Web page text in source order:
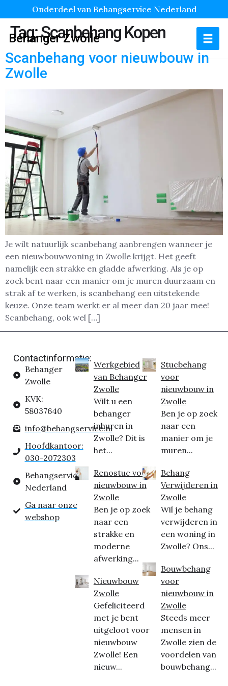
Onderdeel van Behangservice Nederland
Behanger Zwolle
Tag:Scanbehang Kopen
Scanbehang voor nieuwbouw in
Zwolle
Je wilt natuurlijk scanbehang aanbrengen wanneer je
een nieuwbouwwoning in Zwolle krijgt. Het geeft
namelijk een strakke en gladde afwerking. Als je op
zoek bent naar een manier om je muren duurzaam en
strak af te werken, is scanbehang een uitstekende
keuze. Onze team werkt er al meer dan 20 jaar mee!
Scanbehang, ook wel […]
Contactinformatie:
Behanger
Zwolle
KVK:
58037640
info@behangservice.nl
Hoofdkantoor:
030-2072303
Behangservice
Nederland
Ga naar onze
webshop
Werkgebied
van Behanger
Zwolle
Wilt u een
behanger
inhuren in
Zwolle? Dit is
het...
Renostuc voor
nieuwbouw in
Zwolle
Ben je op zoek
naar een
strakke en
moderne
afwerking...
Nieuwbouw
Zwolle
Gefeliciteerd
met je bent
uitgeloot voor
nieuwbouw
Zwolle! Een
nieuw...
Stucbehang
voor
nieuwbouw in
Zwolle
Ben je op zoek
naar een
manier om je
muren...
Behang
Verwijderen in
Zwolle
Wil je behang
verwijderen in
een woning in
Zwolle? Ons...
Bouwbehang
voor
nieuwbouw in
Zwolle
Steeds meer
mensen in
Zwolle zien de
voordelen van
bouwbehang...